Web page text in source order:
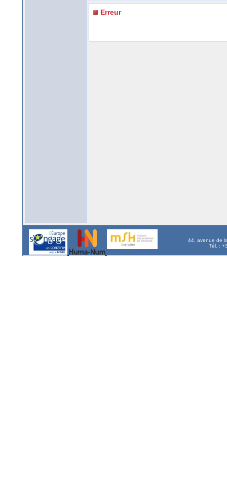
Erreur
44, avenue de
Tél. :